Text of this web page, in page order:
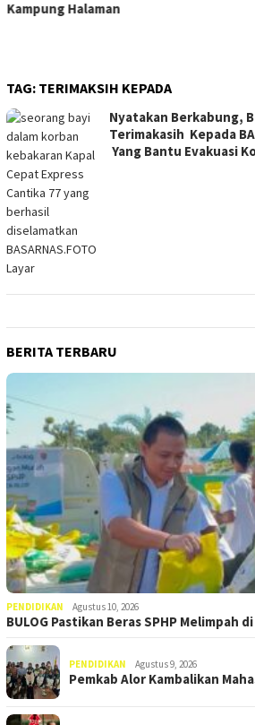
TAG: TERIMAKSIH KEPADA
Nyatakan Berkabung,
Terimakasih Kepada
Yang Bantu Evakuasi
BERITA TERBARU
PENDIDIKAN Agustus 10, 2026
BULOG Pastikan Beras SPHP Melimpah
PENDIDIKAN Agustus 9, 2026
Pemkab Alor Kambalikan